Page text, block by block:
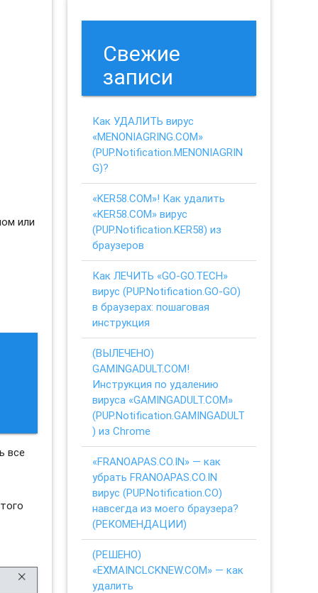
или
все
Свежие
записи
Как УДАЛИТЬ вирус
«MENONIAGRING.COM»
(PUP.Notification.MENONIAGRIN
G)?
«KER58.COM»! Как удалить
«KER58.COM» вирус
(PUP.Notification.KER58) из
браузеров
Как ЛЕЧИТЬ «GO-GO.TECH»
вирус (PUP.Notification.GO-GO)
в браузерах: пошаговая
инструкция
(ВЫЛЕЧЕНО)
GAMINGADULT.COM!
Инструкция по удалению
вируса «GAMINGADULT.COM»
(PUP.Notification.GAMINGADULT
) из Chrome
«FRANOAPAS.CO.IN» — как
убрать FRANOAPAS.CO.IN
вирус (PUP.Notification.CO)
навсегда из моего браузера?
(РЕКОМЕНДАЦИИ)
(РЕШЕНО)
«EXMAINCLCKNEW.COM» — как
удалить